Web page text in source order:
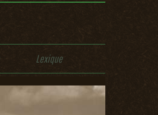
Lexique